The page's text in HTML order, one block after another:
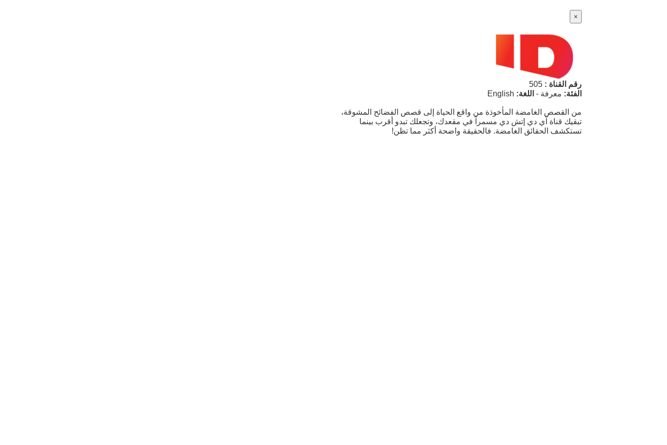
×
رقم القناة : 505
الفئة: معرفة - اللغة: English
من القصص الغامضة المأخوذة من واقع الحياة إلى قصص الفضائح المشوقة،
تبقيك قناة آي دي إتش دي مسمراً في مقعدك، وتجعلك تبدو أقرب بينما
تستكشف الحقائق الغامضة. فالحقيقة واضحة أكثر مما تظن!